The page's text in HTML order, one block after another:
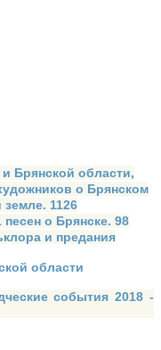
Брянской области,
о Брянском
земле. 1126
о Брянске. 98
и предания
области
события 2018 -